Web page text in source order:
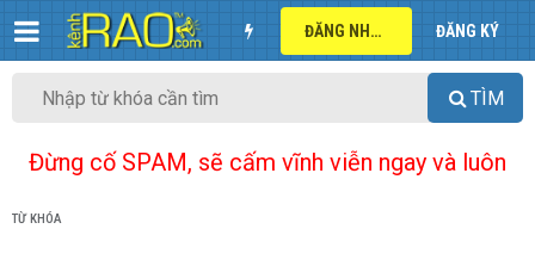
ĐĂNG NHẬP ĐĂNG KÝ
TÌM
Đừng cố SPAM, sẽ cấm vĩnh viễn ngay và luôn
TỪ KHÓA